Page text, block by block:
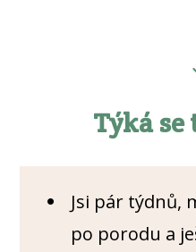
Týká se
Jsi pár týdnů,
po porodu a